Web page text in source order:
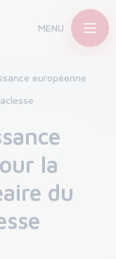
MENU
européenne
la
du